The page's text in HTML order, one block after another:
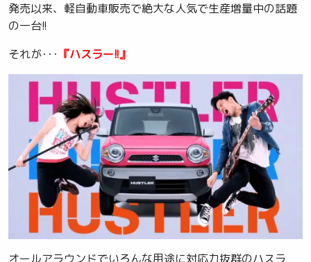
発売以来、軽自動車販売で絶大な人気で生産増量中の話題
の一台!!
それが･･･ 『ハスラー!!』
オールアラウンドでいろんな用途に対応力抜群のハスラ